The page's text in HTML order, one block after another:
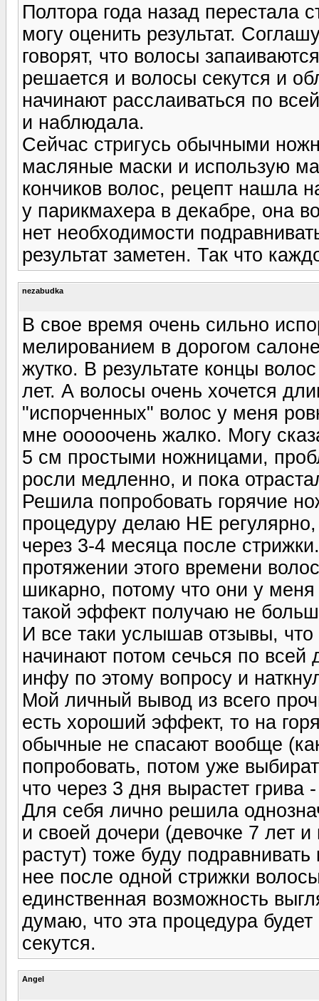
Полтора года назад перестала
могу оценить результат.
говорят, что волосы
решается и волосы секутся и
начинают расслаиваться по
и наблюдала.
Сейчас стригусь обычными
масляные маски и использую
кончиков волос, рецепт нашла
у парикмахера в декабре, она
нет необходимости
результат заметен. Так что
nezabudka
В свое время очень сильно
мелированием в дорогом
жутко. В результате концы
лет. А волосы очень хочется
"испорченных" волос у меня
мне ооооочень жалко. Могу
5 см простыми ножницами,
росли медленно, и пока
Решила попробовать горячие
процедуру делаю НЕ
через 3-4 месяца после
протяжении этого времени
шикарно, потому что они у
такой эффект получаю не
И все таки услышав отзывы,
начинают потом сечься по
инфу по этому вопросу и
Мой личный вывод из всего
есть хороший эффект, то на
обычные не спасают вообще
попробовать, потом уже
что через 3 дня вырастет грива
Для себя лично решила
и своей дочери (девочке 7 лет
растут) тоже буду
нее после одной стрижки
единственная возможность
думаю, что эта процедура
секутся.
Angel